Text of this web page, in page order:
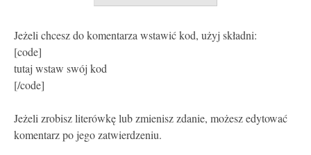
Jeżeli chcesz do komentarza wstawić kod, użyj składni:
[code]
tutaj wstaw swój kod
[/code]
Jeżeli zrobisz literówkę lub zmienisz zdanie, możesz edytować
komentarz po jego zatwierdzeniu.